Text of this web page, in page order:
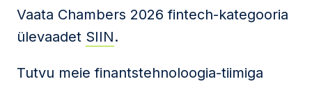
Vaata Chambers 2026 fintech-kategooria
ülevaadet SIIN.
Tutvu meie finantstehnoloogia-tiimiga